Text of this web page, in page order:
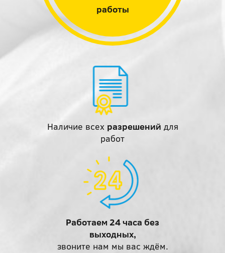
Наличие всех разрешений для
работ
Работаем 24 часа без
выходных,
звоните нам мы вас ждём.
работы